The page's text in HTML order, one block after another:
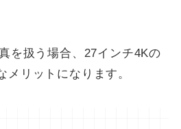
を扱う場合、27インチ4Kの
メリットになります。